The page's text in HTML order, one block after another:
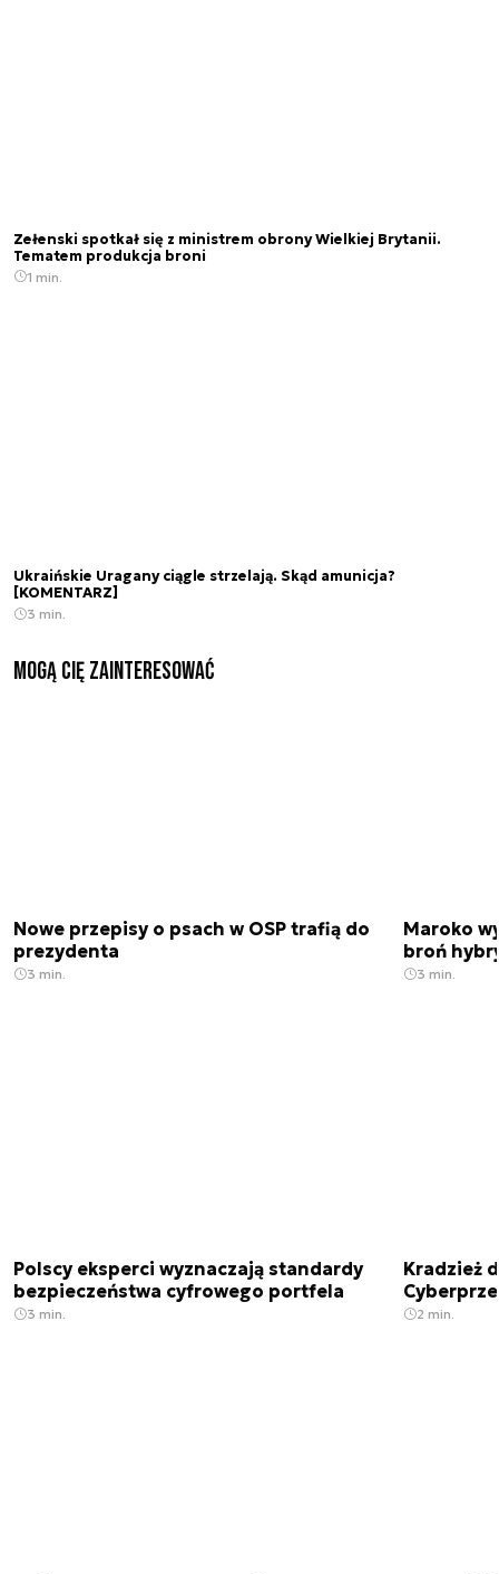
Zełenski spotkał się z ministrem obrony Wielkiej Brytanii.
Tematem produkcja broni
1 min.
Ukraińskie Uragany ciągle strzelają. Skąd amunicja?
[KOMENTARZ]
3 min.
Mogą Cię zainteresować
Nowe przepisy o psach w OSP trafią do
prezydenta
3 min.
Maroko
broń
3 min.
Polscy eksperci wyznaczają standardy
bezpieczeństwa cyfrowego portfela
3 min.
Kradzież
2 min.